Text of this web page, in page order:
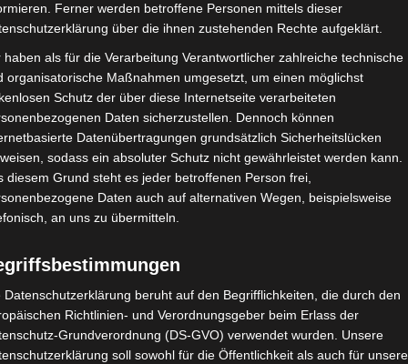
Meine Tochter hat Ihren Geburtstag nachgefeiert.
Gerade im Teeniealter gehen einem oft die Ideen aus.
Kids gemacht … Bowlen, Mini-Golf, Schwimmen, Eislaufen,
kommt der Faktor – Mama, das ist doch total uncool! – noch
Kennt Ihr das Problem auch?
In den letzten zwei Jahren fanden die Partys daher bei uns statt.
Einhörner wieder total angesagt sind, denn somit stand
„Unicorn Party“
Ferner werden betroffene Personen mittels dieser
über die ihnen zustehenden Rechte aufgeklärt.
haben als für die Verarbeitung Verantwortlicher zahlreiche technische
organisatorische Maßnahmen umgesetzt, um einen möglichst
Schutz der über diese Internetseite verarbeiteten
Daten sicherzustellen. Dennoch können
Datenübertragungen grundsätzlich Sicherheitslücken
sodass ein absoluter Schutz nicht gewährleistet werden kann.
diesem Grund steht es jeder betroffenen Person frei,
Daten auch auf alternativen Wegen, beispielsweise
an uns zu übermitteln.
Datenschutzerklärung beruht auf den Begrifflichkeiten, die durch den
Richtlinien- und Verordnungsgeber beim Erlass der
Grundverordnung (DS-GVO) verwendet wurden. Unsere
soll sowohl für die Öffentlichkeit als auch für unsere